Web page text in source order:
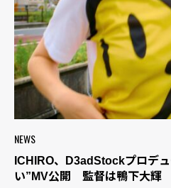
NEWS
ICHIRO、D3adStockプロデ
い”MV公開 監督は鴨下大輝